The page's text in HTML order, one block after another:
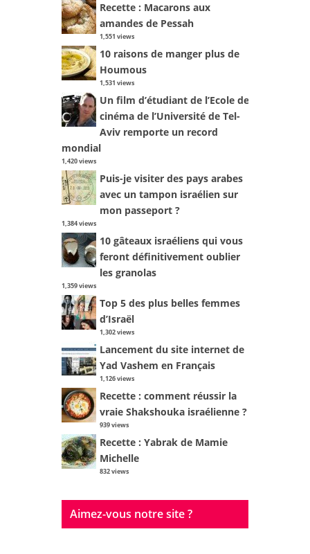
Recette : Macarons aux
amandes de Pessah
1,551 views
10 raisons de manger plus de
Houmous
1,531 views
Un film d’étudiant de l’Ecole de
cinéma de l’Université de Tel-
Aviv remporte un record
mondial
1,420 views
Puis-je visiter des pays arabes
avec un tampon israélien sur
mon passeport ?
1,384 views
10 gâteaux israéliens qui vous
feront définitivement oublier
les granolas
1,359 views
Top 5 des plus belles femmes
d’Israël
1,302 views
Lancement du site internet de
Yad Vashem en Français
1,126 views
Recette : comment réussir la
vraie Shakshouka israélienne ?
939 views
Recette : Yabrak de Mamie
Michelle
832 views
Aimez-vous notre site ?